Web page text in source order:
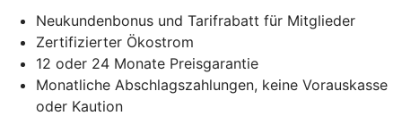
Neukundenbonus und Tarifrabatt für Mitglieder
Zertifizierter Ökostrom
12 oder 24 Monate Preisgarantie
Monatliche Abschlagszahlungen, keine Vorauskasse
oder Kaution